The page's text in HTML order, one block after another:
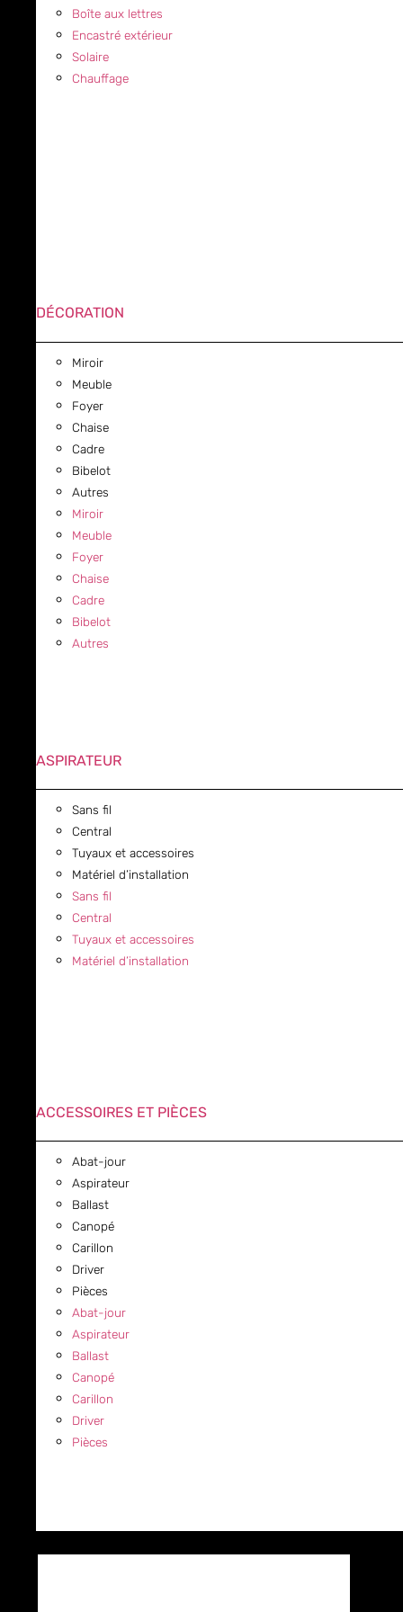
Boîte aux lettres
Encastré extérieur
Solaire
Chauffage
DÉCORATION
Miroir
Meuble
Foyer
Chaise
Cadre
Bibelot
Autres
Miroir
Meuble
Foyer
Chaise
Cadre
Bibelot
Autres
ASPIRATEUR
Sans fil
Central
Tuyaux et accessoires
Matériel d’installation
Sans fil
Central
Tuyaux et accessoires
Matériel d’installation
ACCESSOIRES ET PIÈCES
Abat-jour
Aspirateur
Ballast
Canopé
Carillon
Driver
Pièces
Abat-jour
Aspirateur
Ballast
Canopé
Carillon
Driver
Pièces